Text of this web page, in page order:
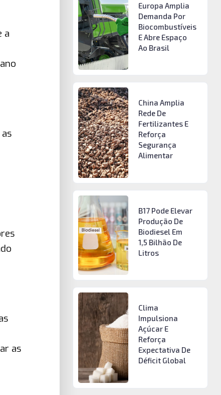
a
as
Europa Amplia
Demanda Por
Biocombustíveis
E Abre Espaço
Ao Brasil
China Amplia
Rede De
Fertilizantes E
Reforça
Segurança
Alimentar
B17 Pode Elevar
Produção De
Biodiesel Em
1,5 Bilhão De
Litros
Clima
Impulsiona
Açúcar E
Reforça
Expectativa De
Déficit Global